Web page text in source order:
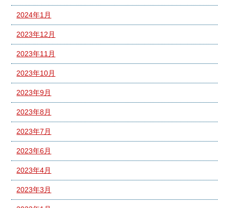
2024年1月
2023年12月
2023年11月
2023年10月
2023年9月
2023年8月
2023年7月
2023年6月
2023年4月
2023年3月